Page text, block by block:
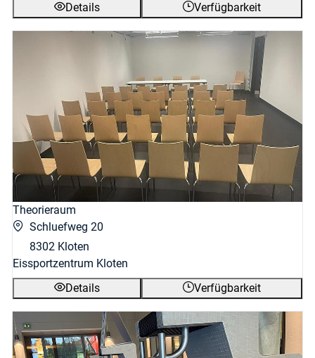
Details
Verfügbarkeit
Theorieraum
Schluefweg 20
8302 Kloten
Eissportzentrum Kloten
Details
Verfügbarkeit